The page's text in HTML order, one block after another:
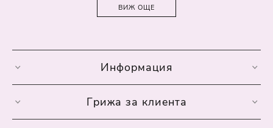
ВИЖ ОЩЕ
Информация
Грижа за клиента